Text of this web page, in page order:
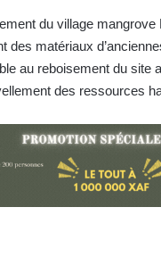
du village
des matériaux
au reboisement du
des ressources